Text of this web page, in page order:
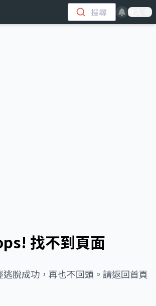
搜尋 登入
找不到頁面
脫成功，再也不回頭。請返回首頁